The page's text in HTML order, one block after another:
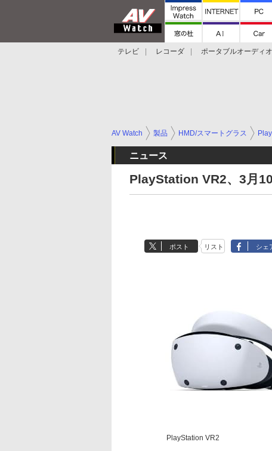
テレビ レコーダ ポータブルオーディオ
AV Watch 製品 HMD/スマートグラス
ニュース
PlayStation VR2、3月
ポスト リスト シェ
PlayStation VR2